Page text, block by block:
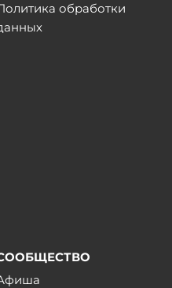
обработки